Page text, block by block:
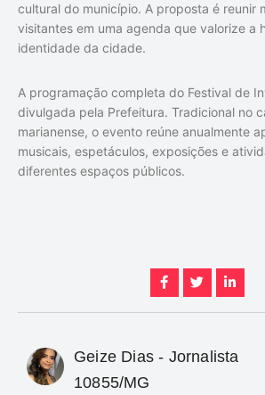
cultural do município. A proposta é reunir
visitantes em uma agenda que valorize a
identidade da cidade.
A programação completa do Festival de
divulgada pela Prefeitura. Tradicional no
marianense, o evento reúne anualmente
musicais, espetáculos, exposições e
diferentes espaços públicos.
Geize Dias - Jornalista
10855/MG